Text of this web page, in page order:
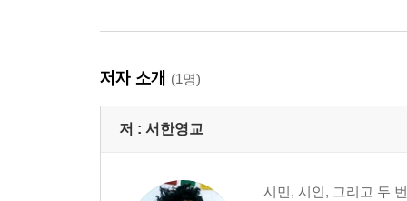
저자 소개 (1명)
저 : 서한영교
시민, 시인, 그리고 두